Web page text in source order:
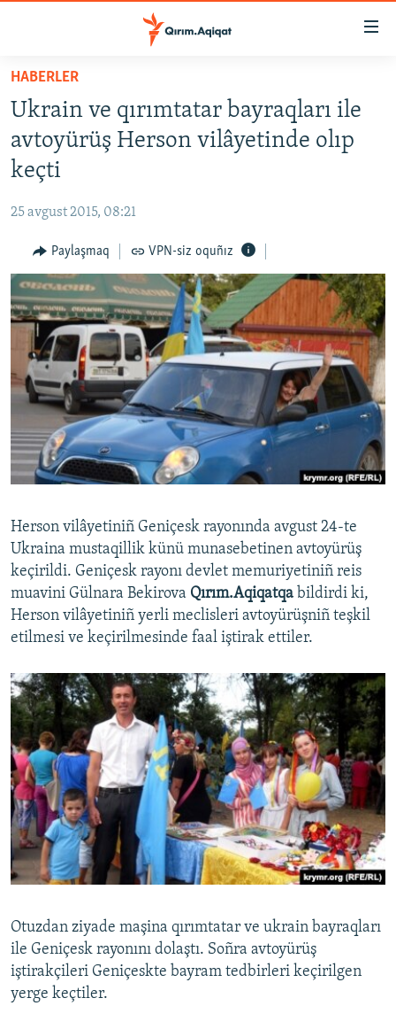
Esas
qaytmaq
Baş
navigatsiyağa
qaytmaq
Qıdıruvğa
qaytmaq
HABERLER
İQTİSADİYAT
MEDENİYET
İNSAN AQLARI
VİDEO
SÜRET
BLOGLAR
FİKİR
Русский
Українською
RFE/RS bütün saytları
HABERLER
Ukrain ve qırımtatar bayraqları ile
avtoyürüş Herson vilâyetinde olıp
keçti
25 avgust 2015, 08:21
Paylaşmaq VPN-siz oquñız
Herson vilâyetiniñ Geniçesk rayonında avgust 24-te
Ukraina mustaqillik künü munasebetinen avtoyürüş
keçirildi. Geniçesk rayonı devlet memuriyetiniñ reis
muavini Gülnara Bekirova Qırım.Aqiqatqa bildirdi ki,
Herson vilâyetiniñ yerli meclisleri avtoyürüşniñ teşkil
etilmesi ve keçirilmesinde faal iştirak ettiler.
Otuzdan ziyade maşina qırımtatar ve ukrain bayraqları
ile Geniçesk rayonını dolaştı. Soñra avtoyürüş
iştirakçileri Geniçeskte bayram tedbirleri keçirilgen
yerge keçtiler.